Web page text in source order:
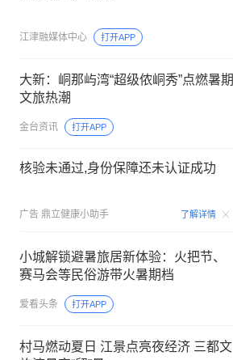
江津融媒体中心 打开APP
大新：峒那屿湾“超级侬峒秀”点燃暑期
文旅热潮
金台资讯 打开APP
核验未通过,身份保障还未认证成功
广告 鼎立健康小助手 了解详情
小城解锁避暑旅居新体验：火把节、
赛马会等民俗游带火暑期档
爱看头条 打开APP
村马燃动夏日 江景点亮夜经济 三都文